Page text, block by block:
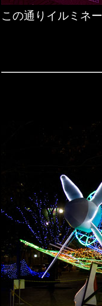
この通りイルミネ